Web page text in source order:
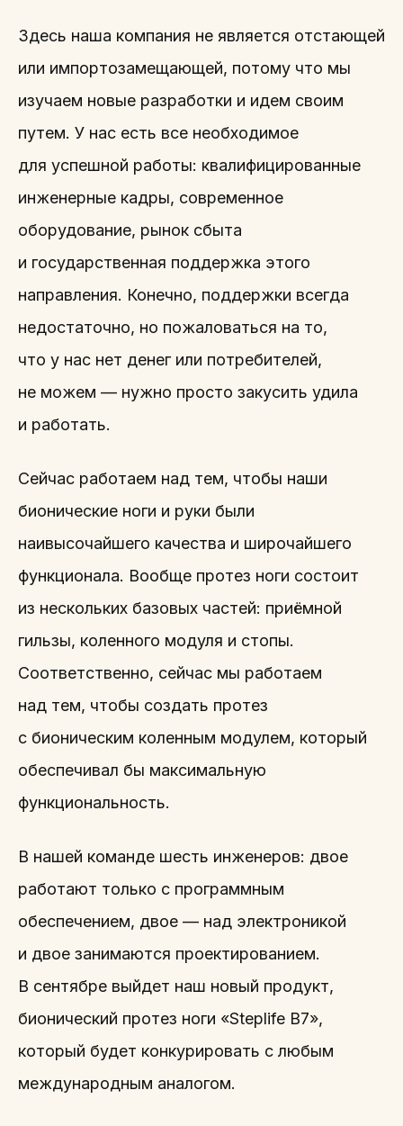
Здесь наша компания не является отстающей
или импортозамещающей, потому что мы
изучаем новые разработки и идем своим
путем. У нас есть все необходимое
для успешной работы: квалифицированные
инженерные кадры, современное
оборудование, рынок сбыта
и государственная поддержка этого
направления. Конечно, поддержки всегда
недостаточно, но пожаловаться на то,
что у нас нет денег или потребителей,
не можем — нужно просто закусить удила
и работать.
Сейчас работаем над тем, чтобы наши
бионические ноги и руки были
наивысочайшего качества и широчайшего
функционала. Вообще протез ноги состоит
из нескольких базовых частей: приёмной
гильзы, коленного модуля и стопы.
Соответственно, сейчас мы работаем
над тем, чтобы создать протез
с бионическим коленным модулем, который
обеспечивал бы максимальную
функциональность.
В нашей команде шесть инженеров: двое
работают только с программным
обеспечением, двое — над электроникой
и двое занимаются проектированием.
В сентябре выйдет наш новый продукт,
бионический протез ноги «Steplife B7»,
который будет конкурировать с любым
международным аналогом.